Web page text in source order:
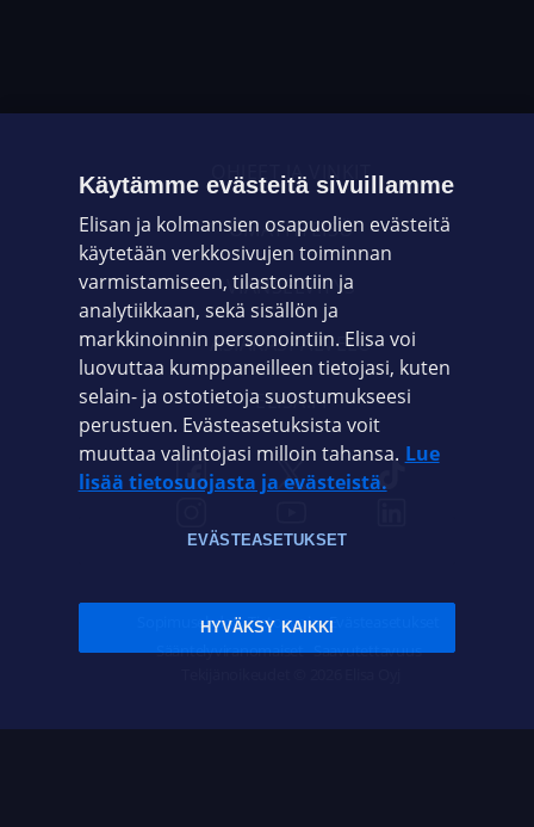
OHJEET JA VINKIT
OMAYHTEISÖ
VIANSELVITYS
ASIAKASPALVELU
ELISA.FI
Sopimusehdot Tietosuoja Evästeasetukset
Sääntelyviranomaiset Saavutettavuus
Käytämme evästeitä sivuillamme
Elisan ja kolmansien osapuolien evästeitä
käytetään verkkosivujen toiminnan
varmistamiseen, tilastointiin ja
analytiikkaan, sekä sisällön ja
markkinoinnin personointiin. Elisa voi
luovuttaa kumppaneilleen tietojasi, kuten
selain- ja ostotietoja suostumukseesi
perustuen. Evästeasetuksista voit
muuttaa valintojasi milloin tahansa. Lue
lisää tietosuojasta ja evästeistä.
EVÄSTEASETUKSET
HYVÄKSY KAIKKI